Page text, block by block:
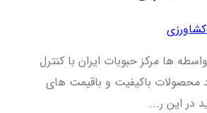
ها مرکز حبوبات ایران با کنترل
محصولات باکیفیت و باقیمت های
در این ر...